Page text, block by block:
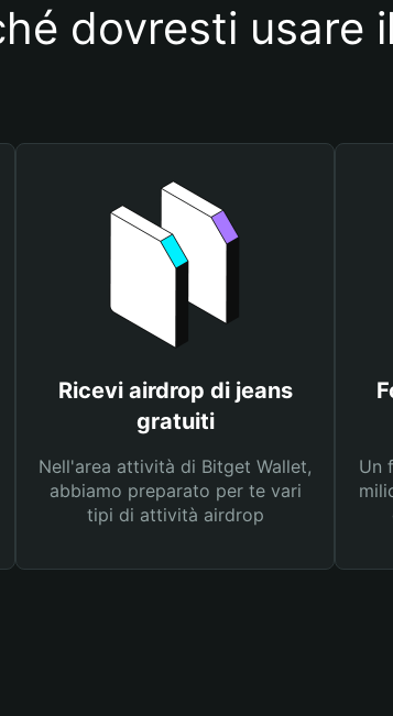
dovresti usare
Ricevi airdrop di jeans
gratuiti
Nell'area attività di Bitget Wallet,
abbiamo preparato per te vari
tipi di attività airdrop
Un